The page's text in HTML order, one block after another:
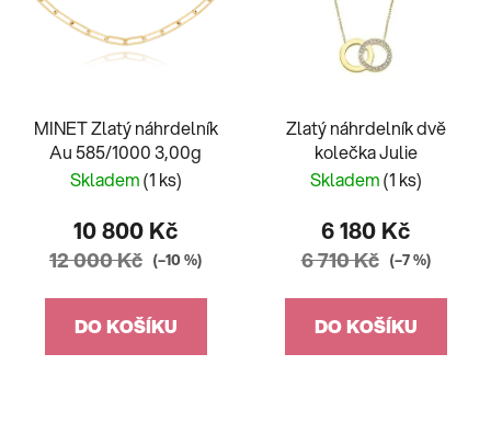
MINET Zlatý náhrdelník
Au 585/1000 3,00g
Skladem(1 ks)
10 800 Kč
12 000 Kč (–10 %)
DO KOŠÍKU
Zlatý náhrdelník dvě
kolečka Julie
Skladem(1 ks)
6 180 Kč
6 710 Kč (–7 %)
DO KOŠÍKU